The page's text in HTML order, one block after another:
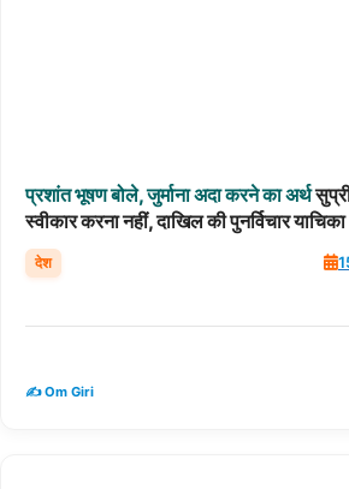
प्रशांतभूषणबोले,जुर्मानाअदाकरनेकाअर्थ
स्वीकार करना नहीं, दाखिल की पुनर्विचार याचिका
देश
✍️ Om Giri